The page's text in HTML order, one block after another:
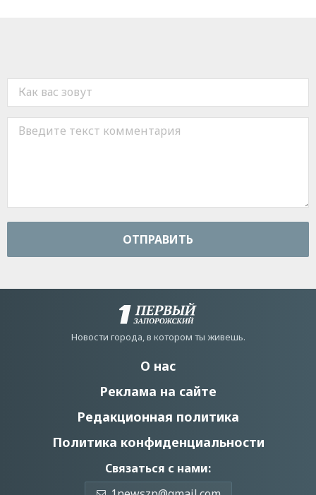
ОТПРАВИТЬ
Новости города, в котором ты живешь.
О нас
Реклама на сайте
Редакционная политика
Политика конфиденциальности
Связаться с нами: